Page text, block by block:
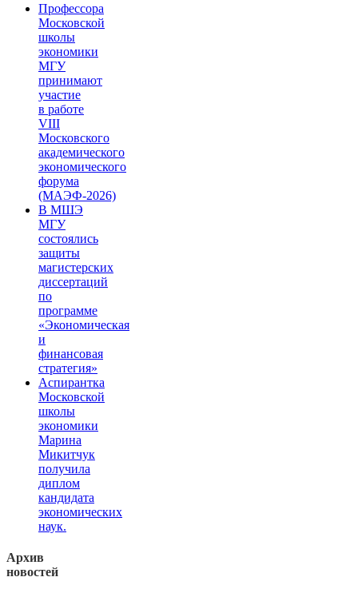
Профессора
Московской
школы
экономики
МГУ
принимают
участие
в работе
VIII
Московского
академического
экономического
форума
(МАЭФ-2026)
В МШЭ
МГУ
состоялись
защиты
магистерских
диссертаций
по
программе
«Экономическая
и
финансовая
стратегия»
Аспирантка
Московской
школы
экономики
Марина
Микитчук
получила
диплом
кандидата
экономических
наук.
Архив
новостей